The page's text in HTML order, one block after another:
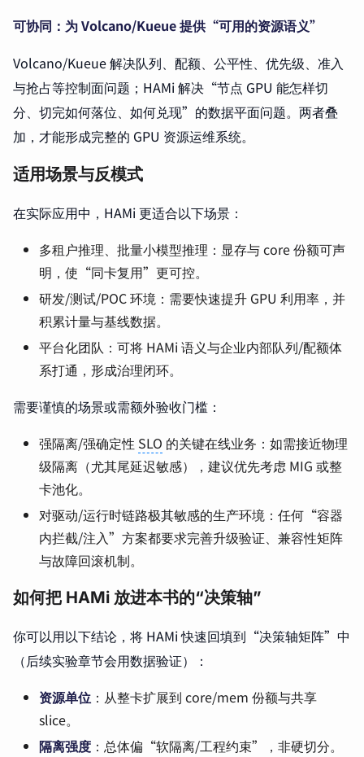
可协同：为 Volcano/Kueue 提供“可用的资源语义”
Volcano/Kueue 解决队列、配额、公平性、优先级、准入
与抢占等控制面问题；HAMi 解决“节点 GPU 能怎样切
分、切完如何落位、如何兑现”的数据平面问题。两者叠
加，才能形成完整的 GPU 资源运维系统。
适用场景与反模式
在实际应用中，HAMi 更适合以下场景：
多租户推理、批量小模型推理：显存与 core 份额可声
明，使“同卡复用”更可控。
研发/测试/POC 环境：需要快速提升 GPU 利用率，并
积累计量与基线数据。
平台化团队：可将 HAMi 语义与企业内部队列/配额体
系打通，形成治理闭环。
需要谨慎的场景或需额外验收门槛：
强隔离/强确定性 SLO 的关键在线业务：如需接近物理
级隔离（尤其尾延迟敏感），建议优先考虑 MIG 或整
卡池化。
对驱动/运行时链路极其敏感的生产环境：任何“容器
内拦截/注入”方案都要求完善升级验证、兼容性矩阵
与故障回滚机制。
如何把 HAMi 放进本书的“决策轴”
你可以用以下结论，将 HAMi 快速回填到“决策轴矩阵”中
（后续实验章节会用数据验证）：
资源单位 ：从整卡扩展到 core/mem 份额与共享
slice。
隔离强度 ：总体偏“软隔离/工程约束”，非硬切分。